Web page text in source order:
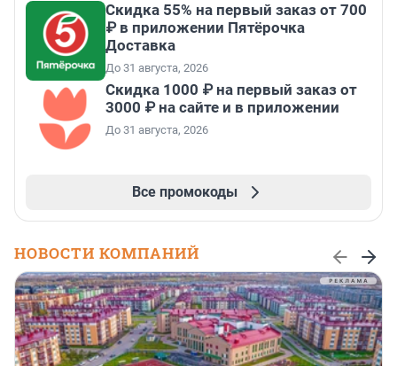
Скидка 55% на первый заказ от 700
₽ в приложении Пятёрочка
Доставка
До 31 августа, 2026
Скидка 1000 ₽ на первый заказ от
3000 ₽ на сайте и в приложении
До 31 августа, 2026
Все промокоды
НОВОСТИ КОМПАНИЙ